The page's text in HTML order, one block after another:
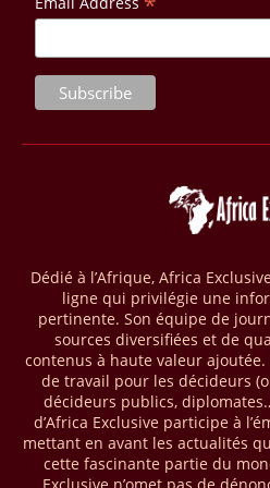
et créer 220 000 emplois au
28/03/26 AFRIQUE - MOBILE MONEY
Selon le rapport publié par
par les comptes de mobile money en
2025, en hausse d'environ 27 % par
« The State of the Industry Report on
mobile money réalisées à l’échelle
milliards USD (+23 % par rapport à
enregistré environ 74 % du nombre
répertoriées l’an passé dans le
transactions (+16 % par rapport à
dans le monde.
28/03/26 AFRIQUE - ECONOMIE
Une rapport publié dernièrement par
Dédié à l’Afrique, Africa
ligne qui privilégie une
pertinente. Son équipe de
sources diversifiées et de
contenus à haute valeur
de travail pour les décideurs
décideurs publics,
d’Africa Exclusive participe à
mettant en avant les actualités
cette fascinante partie du